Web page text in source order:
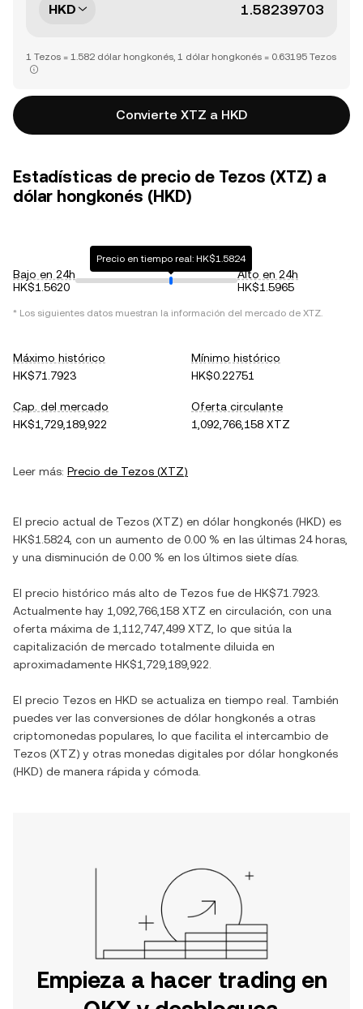
HKD
1 Tezos = 1.582 dólar hongkonés, 1 dólar hongkonés = 0.63195 Tezos
Convierte XTZ a HKD
Estadísticas de precio de Tezos (XTZ) a
dólar hongkonés (HKD)
Bajo en 24h
HK$1.5620
Precio en tiempo real: HK$1.5824
Alto en 24h
HK$1.5965
* Los siguientes datos muestran la información del mercado de XTZ.
Máximo histórico
HK$71.7923
Mínimo histórico
HK$0.22751
Cap. del mercado
HK$1,729,189,922
Oferta circulante
1,092,766,158 XTZ
Leer más: Precio de Tezos (XTZ)
El precio actual de Tezos (XTZ) en dólar hongkonés (HKD) es
HK$1.5824, con un aumento de 0.00 % en las últimas 24 horas,
y una disminución de 0.00 % en los últimos siete días.
El precio histórico más alto de Tezos fue de HK$71.7923
Actualmente hay 1,092,766,158 XTZ en circulación, con una
oferta máxima de 1,112,747,499 XTZ , lo que sitúa la
capitalización de mercado totalmente diluida en
aproximadamente HK$1,729,189,922
El precio Tezos en HKD se actualiza en tiempo real. También
puedes ver las conversiones de dólar hongkonés a otras
criptomonedas populares, lo que facilita el intercambio de
Tezos (XTZ) y otras monedas digitales por dólar hongkonés
(HKD) de manera rápida y cómoda.
Empieza a hacer trading en